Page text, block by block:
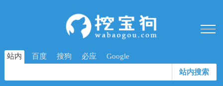
站内 百度 搜狗 必应 Google
站内搜索